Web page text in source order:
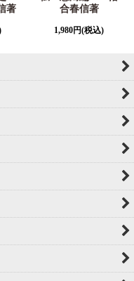
著
合春信著
1,980円(税込)